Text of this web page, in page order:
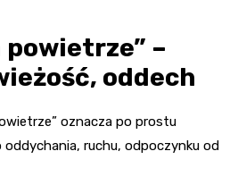
powietrze” –
oddech
oznacza po prostu
ruchu, odpoczynku od